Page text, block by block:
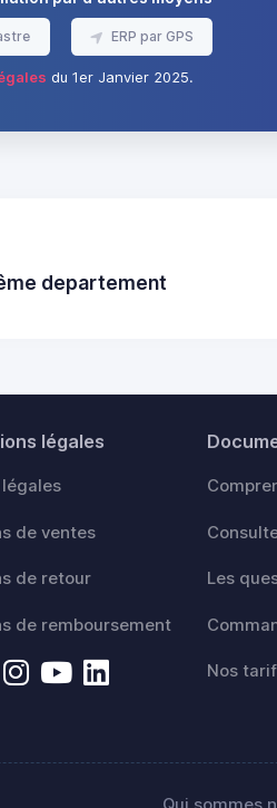
ERP par GPS
du 1er Janvier 2025.
departement
légales
de ventes
de retour
de remboursement
Les
Nos